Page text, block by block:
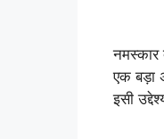
नमस्कार
एक बड़ा
इसी